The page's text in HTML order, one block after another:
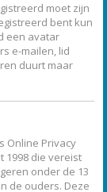
moet zijn
bent kun
een avatar
e-mailen, lid
duurt maar
Online Privacy
1998 die vereist
onder de 13
de ouders. Deze